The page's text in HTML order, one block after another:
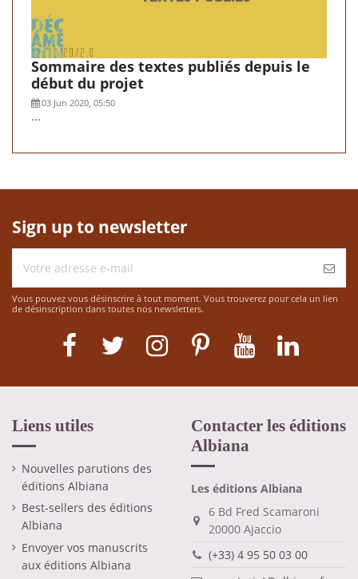
Sommaire des textes publiés depuis le
début du projet
03 Jun 2020, 05:50
...
Sign up to newsletter
Vous pouvez vous désinscrire à tout moment. Vous trouverez pour cela un lien
de désinscription dans toutes nos newsletters.
Liens utiles
Nouvelles parutions des
éditions Albiana
Best-sellers des éditions
Albiana
Envoyer vos manuscrits
aux éditions Albiana
Contacter les éditions
Albiana
Les éditions Albiana
6 Bd Fred Scamaroni
20000 Ajaccio
(+33) 4 95 50 03 00